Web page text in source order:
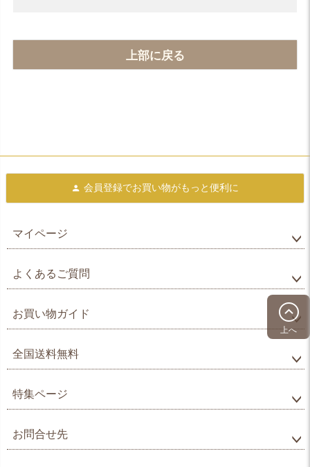
上部に戻る
上へ
会員登録でお買い物がもっと便利に
マイページ
よくあるご質問
お買い物ガイド
全国送料無料
特集ページ
お問合せ先